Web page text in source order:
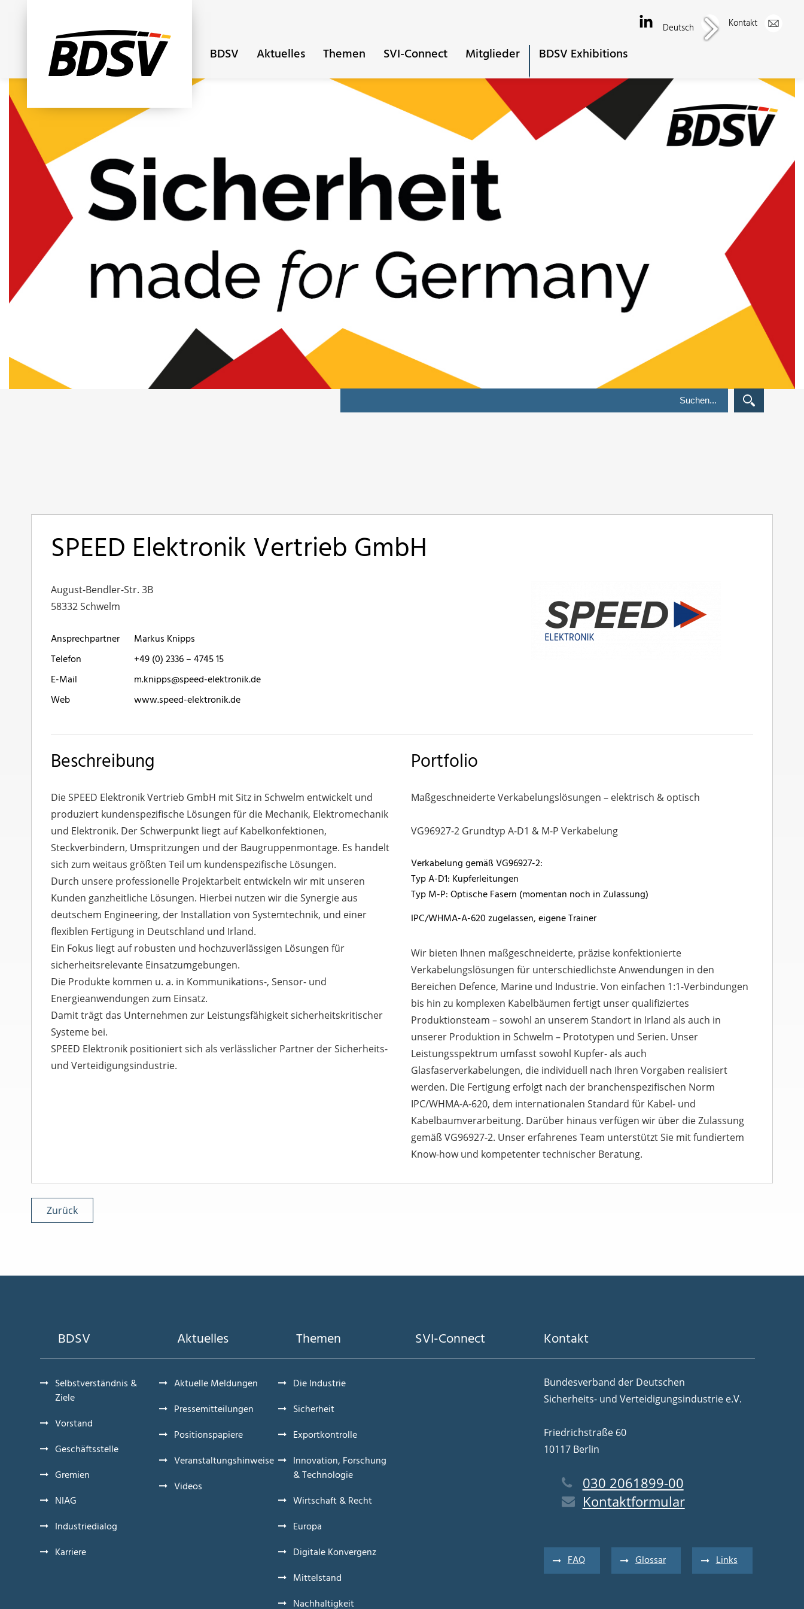
BDSV Aktuelles Themen SVI-Connect Mitglieder BDSV Exhibitions
Deutsch Kontakt
SPEED Elektronik Vertrieb GmbH
August-Bendler-Str. 3B
58332 Schwelm
Ansprechpartner
Markus Knipps
Telefon
+49 (0) 2336 – 4745 15
E-Mail
m.knipps@speed-elektronik.de
Web
www.speed-elektronik.de
Beschreibung
Die SPEED Elektronik Vertrieb GmbH mit Sitz in Schwelm entwickelt und
produziert kundenspezifische Lösungen für die Mechanik, Elektromechanik
und Elektronik. Der Schwerpunkt liegt auf Kabelkonfektionen,
Steckverbindern, Umspritzungen und der Baugruppenmontage. Es handelt
sich zum weitaus größten Teil um kundenspezifische Lösungen.
Durch unsere professionelle Projektarbeit entwickeln wir mit unseren
Kunden ganzheitliche Lösungen. Hierbei nutzen wir die Synergie aus
deutschem Engineering, der Installation von Systemtechnik, und einer
flexiblen Fertigung in Deutschland und Irland.
Ein Fokus liegt auf robusten und hochzuverlässigen Lösungen für
sicherheitsrelevante Einsatzumgebungen.
Die Produkte kommen u. a. in Kommunikations-, Sensor- und
Energieanwendungen zum Einsatz.
Damit trägt das Unternehmen zur Leistungsfähigkeit sicherheitskritischer
Systeme bei.
SPEED Elektronik positioniert sich als verlässlicher Partner der Sicherheits-
und Verteidigungsindustrie.
Portfolio
Maßgeschneiderte Verkabelungslösungen – elektrisch & optisch
VG96927-2 Grundtyp A-D1 & M-P Verkabelung
Verkabelung gemäß VG96927-2:
Typ A-D1: Kupferleitungen
Typ M-P: Optische Fasern (momentan noch in Zulassung)
IPC/WHMA-A-620 zugelassen, eigene Trainer
Wir bieten Ihnen maßgeschneiderte, präzise konfektionierte
Verkabelungslösungen für unterschiedlichste Anwendungen in den
Bereichen Defence, Marine und Industrie. Von einfachen 1:1-Verbindungen
bis hin zu komplexen Kabelbäumen fertigt unser qualifiziertes
Produktionsteam – sowohl an unserem Standort in Irland als auch in
unserer Produktion in Schwelm – Prototypen und Serien. Unser
Leistungsspektrum umfasst sowohl Kupfer- als auch
Glasfaserverkabelungen, die individuell nach Ihren Vorgaben realisiert
werden. Die Fertigung erfolgt nach der branchenspezifischen Norm
IPC/WHMA-A-620, dem internationalen Standard für Kabel- und
Kabelbaumverarbeitung. Darüber hinaus verfügen wir über die Zulassung
gemäß VG96927-2. Unser erfahrenes Team unterstützt Sie mit fundiertem
Know-how und kompetenter technischer Beratung.
Zurück
BDSV
Selbstverständnis &
Ziele
Vorstand
Geschäftsstelle
Gremien
NIAG
Industriedialog
Karriere
Aktuelles
Aktuelle Meldungen
Pressemitteilungen
Positionspapiere
Veranstaltungshinweise
Videos
Themen
Die Industrie
Sicherheit
Exportkontrolle
Innovation, Forschung
& Technologie
Wirtschaft & Recht
Europa
Digitale Konvergenz
Mittelstand
Nachhaltigkeit
SVI-Connect Kontakt
Bundesverband der Deutschen
Sicherheits- und Verteidigungsindustrie e.V.
Friedrichstraße 60
10117 Berlin
030 2061899-00
Kontaktformular
FAQ Glossar Links